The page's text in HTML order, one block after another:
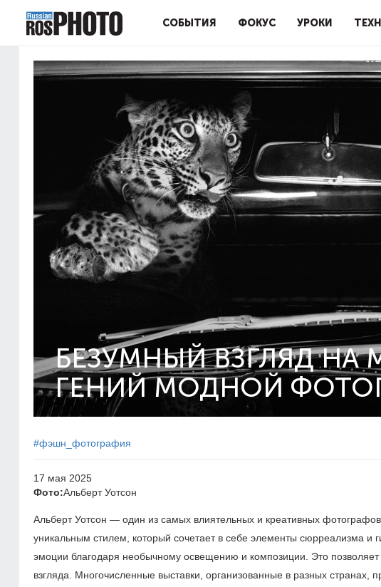
СОБЫТИЯ ФОКУС УРОКИ
БЕЗУМНЫЙ ВЗГЛЯД НА
ГЕНИЙ МОДНОЙ
#фэшн_фотография
17 мая 2025
Фото:Альберт Уотсон
Альберт Уотсон — один из самых влиятельных и креативных
уникальным стилем, который сочетает в себе элементы сюрреализма
эмоции благодаря необычному освещению и композиции. Это
взгляда. Многочисленные выставки, организованные в разных странах,